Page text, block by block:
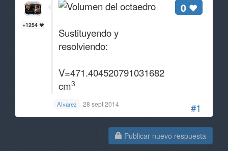
#1
+1254
0
Sustituyendo y
resolviendo:
V=471.4045207910316829
cm3
Alvarez 28 sept 2014
Publicar nuevo respuesta